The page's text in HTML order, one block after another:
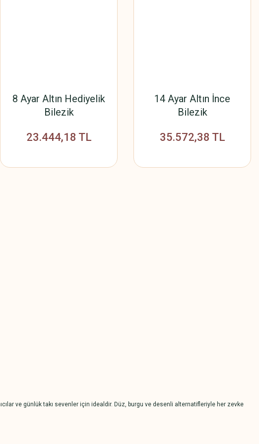
8 Ayar Altın Hediyelik
Bilezik
23.444,18 TL
14 Ayar Altın İnce
Bilezik
35.572,38 TL
ve günlük takı sevenler için idealdir. Düz, burgu ve desenli alternatifleriyle her zevke